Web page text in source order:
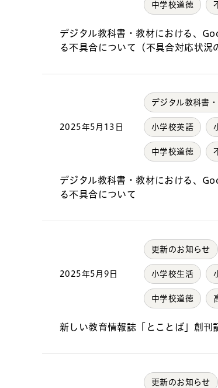
中学校道徳
デジタル教科書・教材における、
る不具合について（不具合対応状況
2025年5月13日
デジタル教科書
小学校英語
中学校道徳
デジタル教科書・教材における、
る不具合について
2025年5月9日
更新のお知らせ
小学校生活
中学校道徳
新しい教育情報誌「とことば」創刊
更新のお知らせ